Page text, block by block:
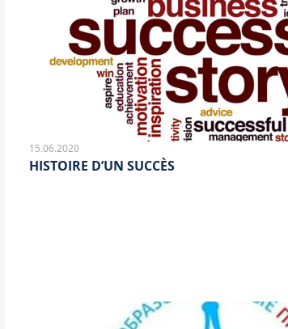
15.06.2020
HISTOIRE D’UN SUCCÈS